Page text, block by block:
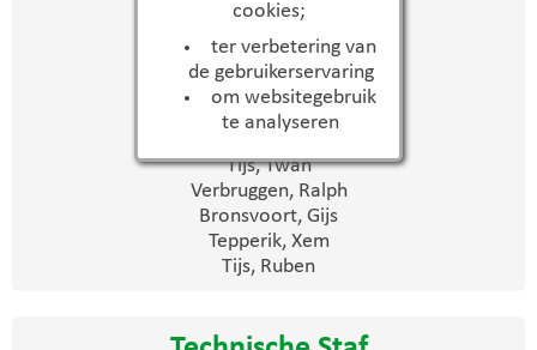
cookies;
ter verbetering van
de gebruikerservaring
om websitegebruik
te analyseren
Nijkamp, Rens
Neppelenbroek, Finn
Gerritsen, Nolan
Logtenberg, Déan
Marsman, Liam
Tijs, Twan
Verbruggen, Ralph
Bronsvoort, Gijs
Tepperik, Xem
Tijs, Ruben